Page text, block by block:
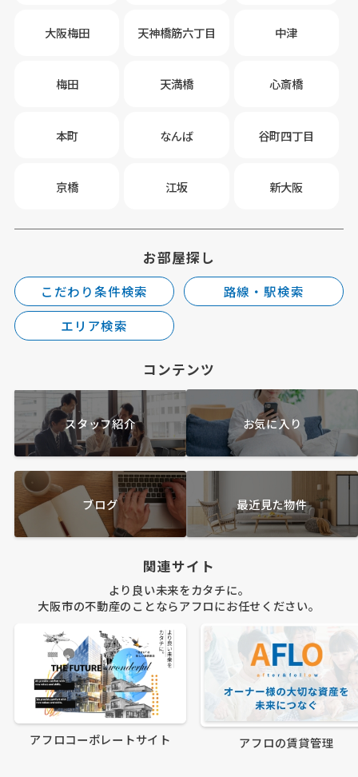
大阪梅田 天神橋筋六丁目 中津
梅田 天満橋 心斎橋
本町 なんば 谷町四丁目
京橋 江坂 新大阪
お部屋探し
こだわり条件検索
路線・駅検索
エリア検索
コンテンツ
スタッフ紹介 お気に入り
ブログ 最近見た物件
関連サイト
より良い未来をカタチに。
大阪市の不動産のことならアフロにお任せください。
アフロコーポレートサイト アフロの賃貸管理